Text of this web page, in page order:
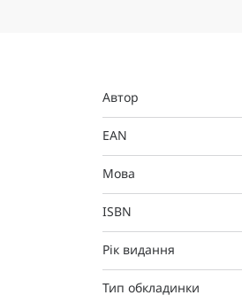
Автор
EAN
Мова
ISBN
Рік видання
Тип обкладинки